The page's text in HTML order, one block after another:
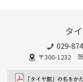
タ
029-
〒300-1232